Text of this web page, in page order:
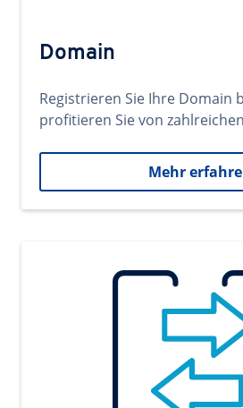
Domain
Registrieren Sie Ihre Domain
profitieren Sie von
Mehr